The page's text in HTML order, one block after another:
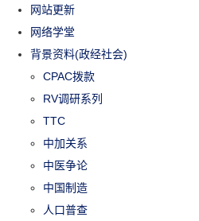
网站更新
网络学堂
背景资料(政经社会)
CPAC拨款
RV调研系列
TTC
中加关系
中医争论
中国制造
人口普查